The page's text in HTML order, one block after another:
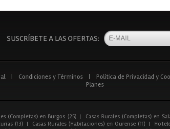
SUSCRÍBETE A LAS OFERTAS:
Condiciones y Términos Política de Privacidad y
Planes
(Completas) en Burgos (25) | Casas Rurales (Completas) en
(13) | Casas Rurales (Habitaciones) en Ourense (11) |